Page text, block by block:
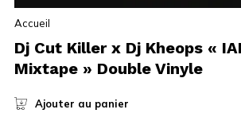
Accueil
Dj Cut Killer x Dj Kheops «
Mixtape » Double Vinyle
Ajouter au panier